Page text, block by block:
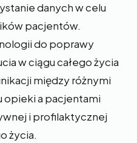
danych w celu
pacjentów.
do poprawy
w ciągu całego życia
między różnymi
a pacjentami
i profilaktycznej
życia.